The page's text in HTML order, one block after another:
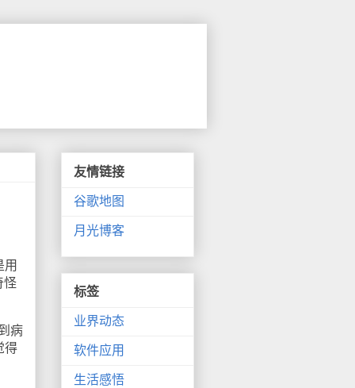
怪
病
得
友情链接
谷歌地图
月光博客
标签
业界动态
软件应用
生活感悟